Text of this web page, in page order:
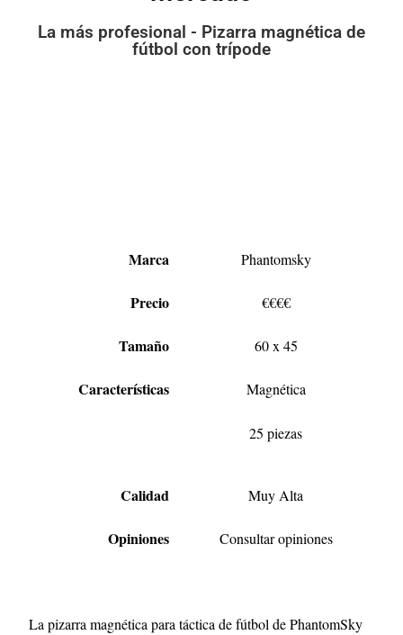
La más profesional - Pizarra magnética de
fútbol con trípode
Marca Phantomsky
Precio €€€€
Tamaño 60 x 45
Características Magnética
25 piezas
Calidad Muy Alta
Opiniones Consultar opiniones
La pizarra magnética para táctica de fútbol de PhantomSky